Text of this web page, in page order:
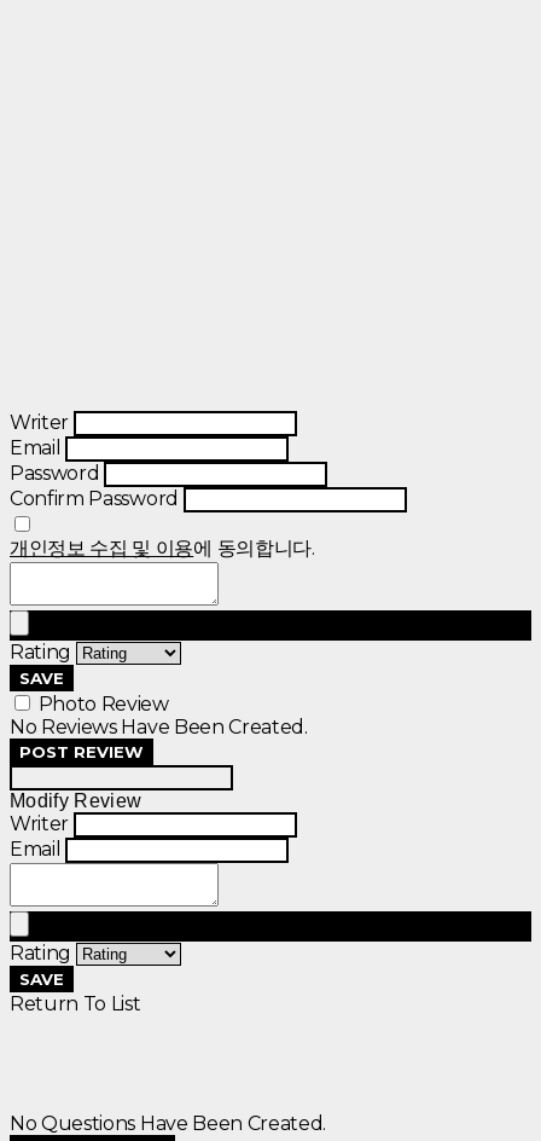
Writer
Email
Password
Confirm Password
개인정보 수집 및 이용에 동의합니다.
Rating
SAVE
Photo Review
No Reviews Have Been Created.
POST REVIEW
Modify Review
Writer
Email
Rating
SAVE
Return To List
No Questions Have Been Created.